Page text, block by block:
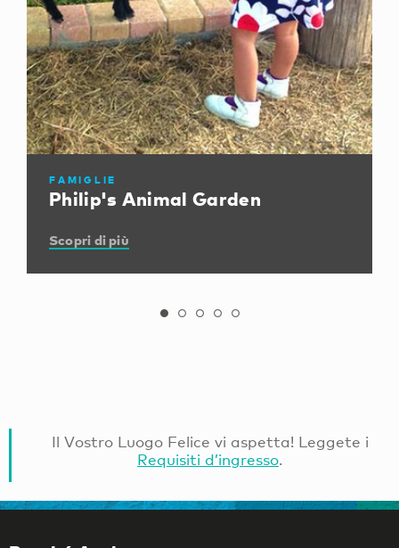
FAMIGLIE
Philip's Animal Garden
Scopri di più
Il Vostro Luogo Felice vi aspetta! Leggete i
Requisiti d’ingresso.